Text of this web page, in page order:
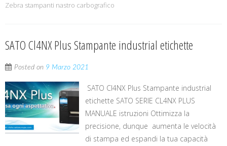
Zebra stampanti nastro carbografico
SATO Cl4NX Plus Stampante industrial etichette
Posted on 9 Marzo 2021
SATO Cl4NX Plus Stampante industrial
etichette SATO SERIE CL4NX PLUS
MANUALE istruzioni Ottimizza la
precisione, dunque aumenta le velocità
di stampa ed espandi la tua capacità